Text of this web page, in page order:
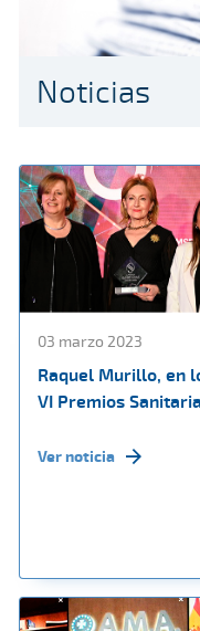
Noticias
03 marzo 2023
Raquel Murillo, en
VI Premios
Ver noticia